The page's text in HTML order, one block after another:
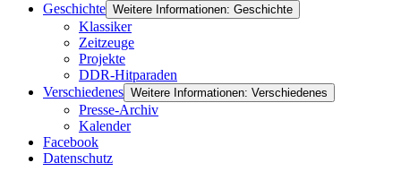
Geschichte Weitere Informationen: Geschichte
Klassiker
Zeitzeuge
Projekte
DDR-Hitparaden
Verschiedenes Weitere Informationen: Verschiedenes
Presse-Archiv
Kalender
Facebook
Datenschutz